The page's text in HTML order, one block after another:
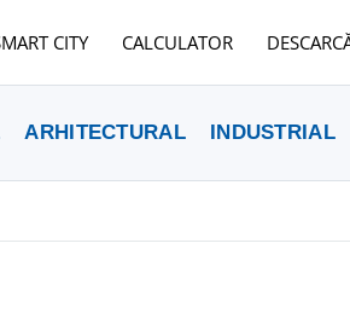
CITY CALCULATOR
ARHITECTURAL INDUSTRIAL